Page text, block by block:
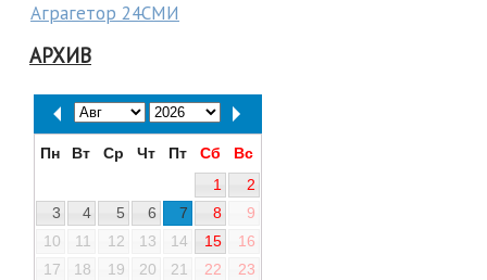
Аграгетор 24СМИ
АРХИВ
Пн Вт Ср Чт Пт Сб
Вс
1
2
3
4 5 6 7 8
9
10
11 12 13 14 15
16
17
18 19 20 21 22
23